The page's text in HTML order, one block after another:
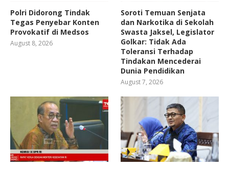
Polri Didorong Tindak
Tegas Penyebar Konten
Provokatif di Medsos
August 8, 2026
Soroti Temuan Senjata
dan Narkotika di Sekolah
Swasta Jaksel, Legislator
Golkar: Tidak Ada
Toleransi Terhadap
Tindakan Mencederai
Dunia Pendidikan
August 7, 2026